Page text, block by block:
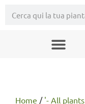
Home / '- All plants